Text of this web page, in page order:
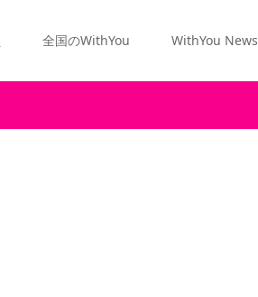
全国のWithYou WithYou News